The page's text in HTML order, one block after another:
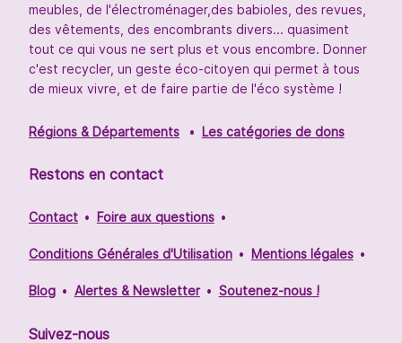
meubles, de l'électroménager,des babioles, des revues,
des vêtements, des encombrants divers... quasiment
tout ce qui vous ne sert plus et vous encombre. Donner
c'est recycler, un geste éco-citoyen qui permet à tous
de mieux vivre, et de faire partie de l'éco système !
Régions & Départements Les catégories de dons
Restons en contact
Contact Foire aux questions
Conditions Générales d'Utilisation Mentions légales
Blog Alertes & Newsletter Soutenez-nous !
Suivez-nous